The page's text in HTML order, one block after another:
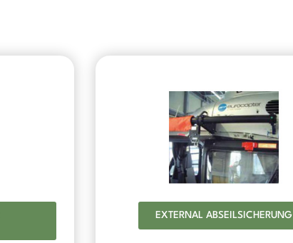
EXTERNAL ABSEILSICHERUNG